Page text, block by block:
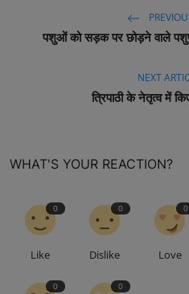
पशुओं को सड़क पर छोड़ने वाले
NEXT
त्रिपाठी के नेतृत्व में
WHAT'S YOUR REACTION?
0
Like
0
Dislike
0
Love
0 0